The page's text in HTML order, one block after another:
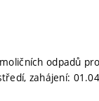
odpadů
zahájení: